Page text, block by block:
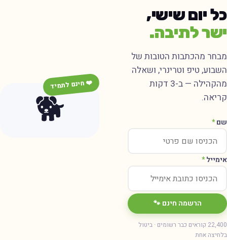
יום שישי,
לתיבה.
מהכתבות הטובות של
טיפ וטרינרי, ושאלה
מהקהילה — ב-3 דקות
*
*
הרשמה חינם 🐾
22,400 קוראים כבר רשומים · ביטול
אחת
🐕
❤️ חינם לתמיד